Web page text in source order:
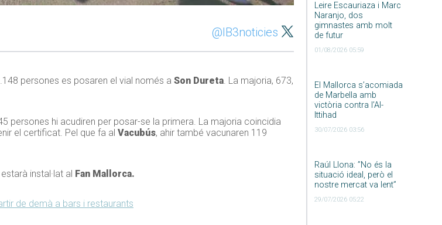
Leire Escauriaza i Marc
Naranjo, dos
gimnastes amb molt
de futur
01/08/2026 05:59
El Mallorca s’acomiada
de Marbella amb
victòria contra l’Al-
Ittihad
30/07/2026 03:56
Raúl Llona: ”No és la
situació ideal, però el
nostre mercat va lent”
29/07/2026 05:22
@IB3noticies
persones es posaren el vial només a Son Dureta. La majoria, 673,
persones hi acudiren per posar-se la primera. La majoria coincidia
el certificat. Pel que fa al Vacubús, ahir també vacunaren 119
instal·lat al Fan Mallorca.
de demà a bars i restaurants